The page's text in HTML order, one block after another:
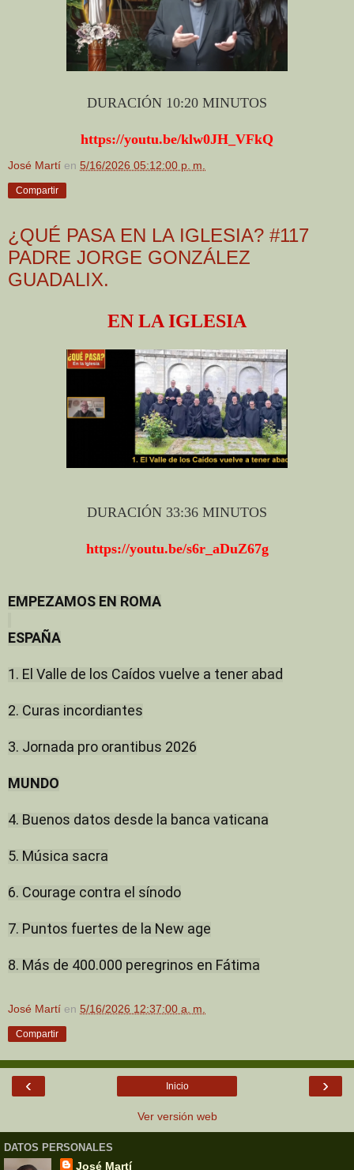
DURACIÓN 10:20 MINUTOS
https://youtu.be/klw0JH_VFkQ
José Martí en 5/16/2026 05:12:00 p. m.
Compartir
¿QUÉ PASA EN LA IGLESIA? #117
PADRE JORGE GONZÁLEZ
GUADALIX.
EN LA IGLESIA
DURACIÓN 33:36 MINUTOS
https://youtu.be/s6r_aDuZ67g
EMPEZAMOS EN ROMA
ESPAÑA
1. El Valle de los Caídos vuelve a tener abad
2. Curas incordiantes
3. Jornada pro orantibus 2026
MUNDO
4. Buenos datos desde la banca vaticana
5. Música sacra
6. Courage contra el sínodo
7. Puntos fuertes de la New age
8. Más de 400.000 peregrinos en Fátima
José Martí en 5/16/2026 12:37:00 a. m.
Compartir
‹ ›
Inicio
Ver versión web
DATOS PERSONALES
José Martí